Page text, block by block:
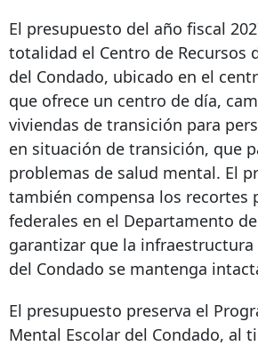
El presupuesto del año fiscal
totalidad el Centro de Recursos
del Condado, ubicado en el
que ofrece un centro de día,
viviendas de transición para
en situación de transición, que
problemas de salud mental. El
también compensa los recortes
federales en el Departamento
garantizar que la
del Condado se mantenga
El presupuesto preserva el
Mental Escolar del Condado, al